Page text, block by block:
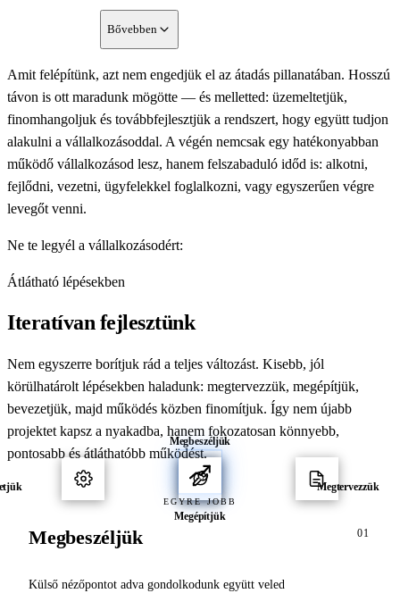
gondolkodunk. Az első simításoknál is figyelünk
arra, hogy amit most megépítünk, később
illeszkedni tudjon a nagyobb, átfogó rendszerbe —
és ne újabb különálló elemként működjön.
Bővebben
A különálló eszközök elkezdenek egymással
dolgozni, az ismétlődő feladatok egyre inkább a
háttérben futnak, az adatok pedig használható
formában állnak rendelkezésre.
Amit felépítünk, azt nem engedjük el az átadás pillanatában. Hosszú
távon is ott maradunk mögötte — és melletted: üzemeltetjük,
finomhangoljuk és továbbfejlesztjük a rendszert, hogy együtt tudjon
alakulni a vállalkozásoddal. A végén nemcsak egy hatékonyabban
működő vállalkozásod lesz, hanem felszabaduló időd is: alkotni,
fejlődni, vezetni, ügyfelekkel foglalkozni, vagy egyszerűen végre
levegőt venni.
Ne te legyél a vállalkozásodért:
Átlátható lépésekben
Iteratívan fejlesztünk
Nem egyszerre borítjuk rád a teljes változást. Kisebb, jól
körülhatárolt lépésekben haladunk: megtervezzük, megépítjük,
bevezetjük, majd működés közben finomítjuk. Így nem újabb
projektet kapsz a nyakadba, hanem fokozatosan könnyebb,
pontosabb és átláthatóbb működést.
Megbeszéljük
Megtervezzük
Megépítjük
EGYRE JOBB
Megtervezzük 02
Tiszta keretek között